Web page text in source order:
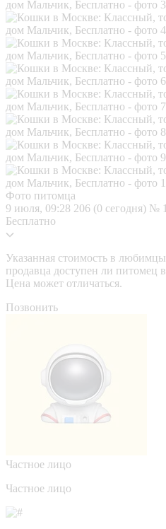
Фото питомца
9 июля, 09:28 206 (0 сегодня) №
Бесплатно
Указанная стоимость в
продавца доступен ли питомец
Цена может отличаться.
Позвонить
Частное лицо
Частное лицо